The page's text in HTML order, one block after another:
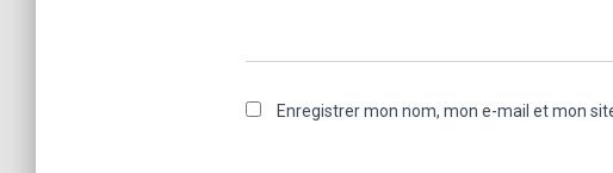
Enregistrer mon nom, mon e-mail et mon